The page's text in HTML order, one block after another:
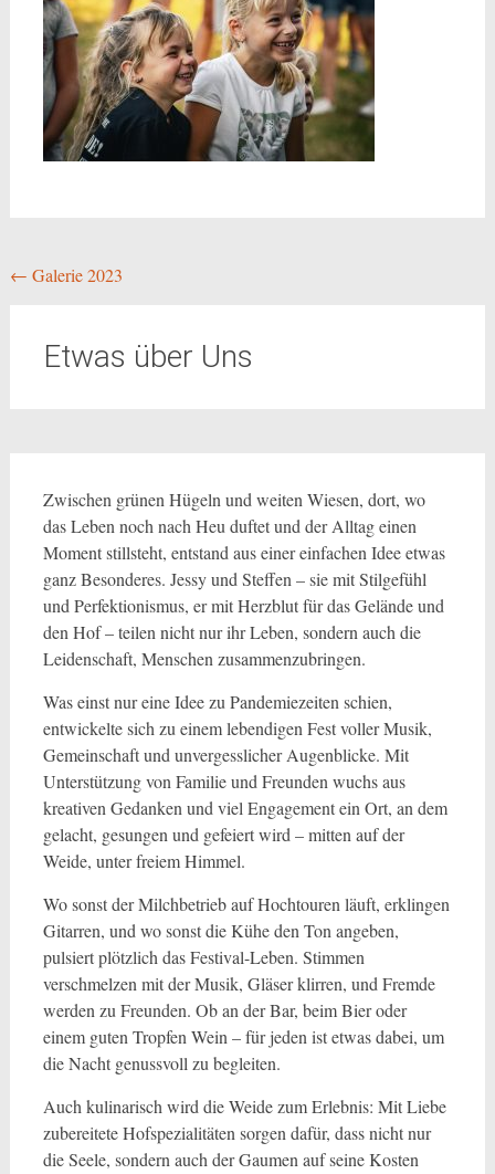
Beitragsnavigation
← Galerie 2023
Etwas über Uns
Zwischen grünen Hügeln und weiten Wiesen, dort, wo
das Leben noch nach Heu duftet und der Alltag einen
Moment stillsteht, entstand aus einer einfachen Idee etwas
ganz Besonderes. Jessy und Steffen – sie mit Stilgefühl
und Perfektionismus, er mit Herzblut für das Gelände und
den Hof – teilen nicht nur ihr Leben, sondern auch die
Leidenschaft, Menschen zusammenzubringen.
Was einst nur eine Idee zu Pandemiezeiten schien,
entwickelte sich zu einem lebendigen Fest voller Musik,
Gemeinschaft und unvergesslicher Augenblicke. Mit
Unterstützung von Familie und Freunden wuchs aus
kreativen Gedanken und viel Engagement ein Ort, an dem
gelacht, gesungen und gefeiert wird – mitten auf der
Weide, unter freiem Himmel.
Wo sonst der Milchbetrieb auf Hochtouren läuft, erklingen
Gitarren, und wo sonst die Kühe den Ton angeben,
pulsiert plötzlich das Festival-Leben. Stimmen
verschmelzen mit der Musik, Gläser klirren, und Fremde
werden zu Freunden. Ob an der Bar, beim Bier oder
einem guten Tropfen Wein – für jeden ist etwas dabei, um
die Nacht genussvoll zu begleiten.
Auch kulinarisch wird die Weide zum Erlebnis: Mit Liebe
zubereitete Hofspezialitäten sorgen dafür, dass nicht nur
die Seele, sondern auch der Gaumen auf seine Kosten